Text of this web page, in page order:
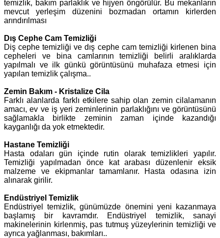
temizlik, bakım parlaklık ve hijyen öngörülür. Bu mekanların
mevcut yerleşim düzenini bozmadan ortamın kirlerden
arındırılması
Dış Cephe Cam Temizliği
Diş cephe temizliği ve dış cephe cam temizliği kirlenen bina
cepheleri ve bina camlarının temizliği belirli aralıklarda
yapılmalı ve ilk günkü görüntüsünü muhafaza etmesi için
yapılan temizlik çalışma..
Zemin Bakım - Kristalize Cila
Farklı alanlarda farklı etkilere sahip olan zemin cilalamanın
amacı, ev ve iş yeri zeminlerinin parlaklığını ve görüntüsünü
sağlamakla birlikte zeminin zaman içinde kazandığı
kayganlığı da yok etmektedir.
Hastane Temizliği
Hasta odaları gün içinde rutin olarak temizlikleri yapılır.
Temizliği yapılmadan önce kat arabası düzenlenir eksik
malzeme ve ekipmanlar tamamlanır. Hasta odasına izin
alınarak girilir.
Endüstriyel Temizlik
Endüstriyel temizlik, günümüzde önemini yeni kazanmaya
başlamış bir kavramdır. Endüstriyel temizlik, sanayi
makinelerinin kirlenmiş, pas tutmuş yüzeylerinin temizliği ve
ayrıca yağlanması, bakımları..